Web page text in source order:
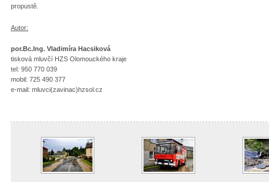
propustě.
Autor:
por.Bc.Ing. Vladimíra Hacsiková
tisková mluvčí HZS Olomouckého kraje
tel: 950 770 039
mobil: 725 490 377
e-mail: mluvci(zavinac)hzsol.cz